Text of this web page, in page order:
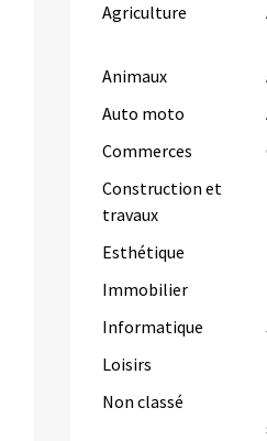
Agriculture
Animaux
Auto moto
Commerces
Construction et
travaux
Esthétique
Immobilier
Informatique
Loisirs
Non classé